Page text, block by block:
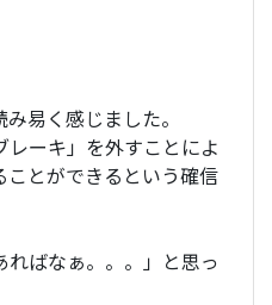
易く感じました。
ーキ」を外すことによ
ことができるという確信
ればなぁ。。。」と思っ